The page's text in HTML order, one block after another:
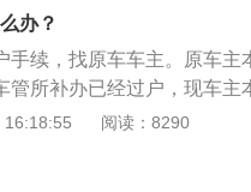
续之后，可以到当地车管
管，不随车携带。
办？
手续，找原车车主。原车主
管所补办已经过户，现车主
主本人亲自办理。3补领、
有人应当填写申请表并提
16:18:55 阅读：8290